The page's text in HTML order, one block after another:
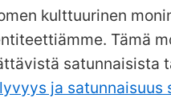
kulttuurinen
Tämä
satunnaisista
ja satunnaisuus